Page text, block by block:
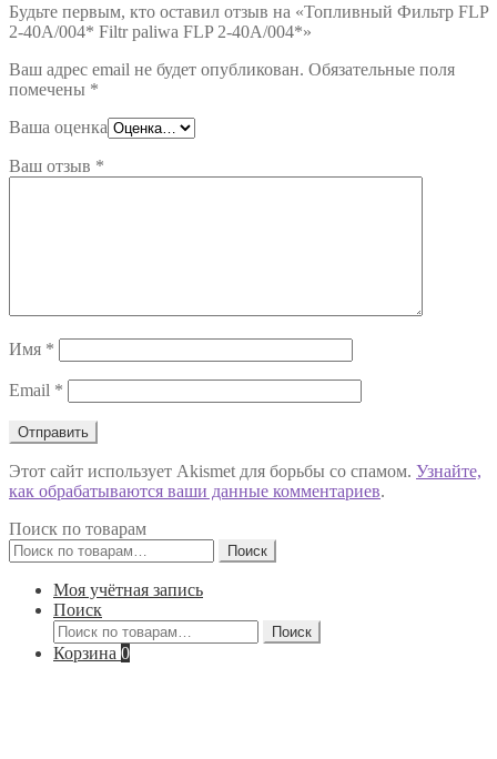
Будьте первым, кто оставил отзыв на «Топливный Фильтр FLP
2-40A/004* Filtr paliwa FLP 2-40A/004*»
Ваш адрес email не будет опубликован. Обязательные поля
помечены *
Ваша оценка
Ваш отзыв *
Имя *
Email *
Этот сайт использует Akismet для борьбы со спамом. Узнайте,
как обрабатываются ваши данные комментариев.
Поиск по товарам
Искать:
Поиск
Моя учётная запись
Поиск
Искать:
Поиск
Корзина 0